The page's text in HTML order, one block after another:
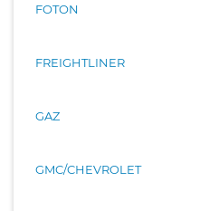
FOTON
FREIGHTLINER
GAZ
GMC/CHEVROLET